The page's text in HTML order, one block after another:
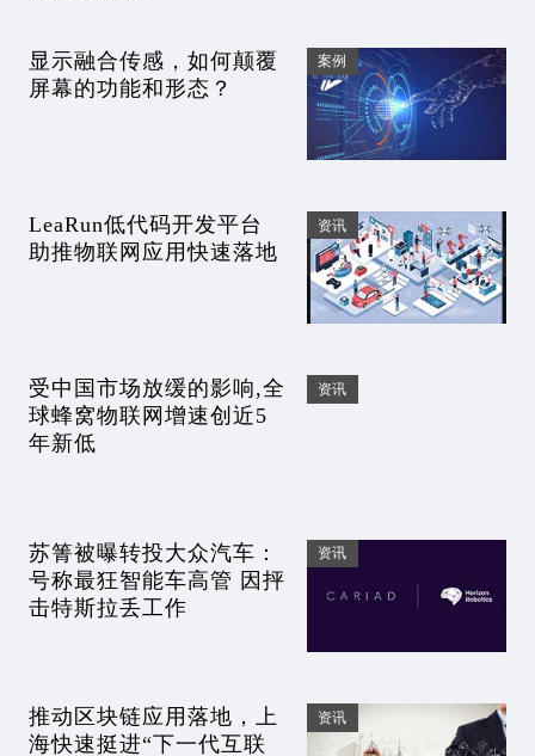
显示融合传感，如何颠覆
屏幕的功能和形态？
案例
LeaRun低代码开发平台
助推物联网应用快速落地
资讯
受中国市场放缓的影响,全
球蜂窝物联网增速创近5
年新低
资讯
苏箐被曝转投大众汽车：
号称最狂智能车高管 因抨
击特斯拉丢工作
资讯
推动区块链应用落地，上
海快速挺进“下一代互联
资讯